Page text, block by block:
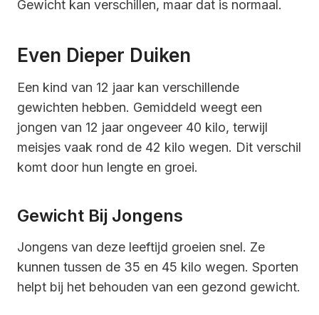
Gewicht kan verschillen, maar dat is normaal.
Even Dieper Duiken
Een kind van 12 jaar kan verschillende
gewichten hebben. Gemiddeld weegt een
jongen van 12 jaar ongeveer 40 kilo, terwijl
meisjes vaak rond de 42 kilo wegen. Dit verschil
komt door hun lengte en groei.
Gewicht Bij Jongens
Jongens van deze leeftijd groeien snel. Ze
kunnen tussen de 35 en 45 kilo wegen. Sporten
helpt bij het behouden van een gezond gewicht.